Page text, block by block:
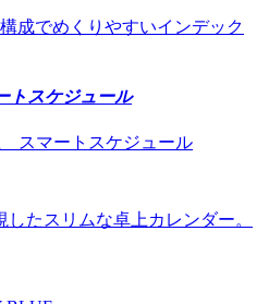
成でめくりやすいインデック
スケジュール
したスリムな卓上カレンダー。